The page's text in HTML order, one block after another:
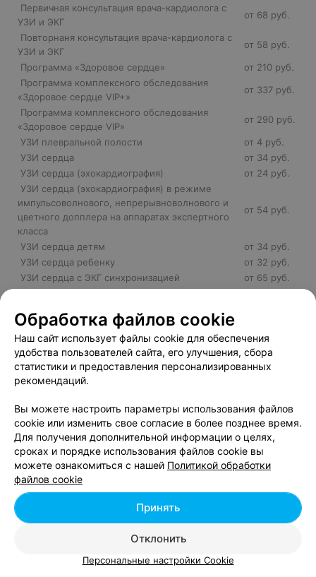
Первичная консультация врача-кардиолога с
УЗИ и ЭКГ
от 68 руб.
Повторнаня консультация врача-кардиолога с
УЗИ и ЭКГ
от 58 руб.
Программа «Здоровое сердце»
от 210 руб.
Программа комплексного обследования
«Здоровое сердце VIP+»
от 337 руб.
Программа комплексного обследования
«Здоровое сердце VIP»
от 290 руб.
УЗИ плевральной полости
от 4 руб.
УЗИ сердца
от 34 руб.
УЗИ сердца (эхокардиография)
от 24 руб.
УЗИ сердца (эхокардиография) в режиме
импульсоволнового, непрерывноволнового и
цветного допплера на аппаратах экспертного
класса
от 54 руб.
УЗИ сердца детям
от 34 руб.
УЗИ сердца ребенку
от 32 руб.
УЗИ сердца с ЭКГ синхронизацией
от 65 руб.
УЗИ сердца с тканевой допплерометрией
Узи перикарда
от 15 руб.
Узи сердца взрослым
от 39 руб.
Узи сердца детям
от 42 руб.
Цифровая трехмерная реконструкция сердца
Эхокардиография
от 41 руб.
Эхокардиография (М+В режим + допплер +
цветное картирование + тканевая
доплерография), цветовое картирование
печеночных вен и супраренального отдела
аорты
от 54 руб.
Эхокардиография (М+В режим + допплер +
цветное картирование) детям
Эхокардиография (М+В режим + допплер +
картирование печеночных вен и
Обработка файлов cookie
Наш сайт использует файлы cookie для обеспечения
удобства пользователей сайта, его улучшения, сбора
статистики и предоставления персонализированных
рекомендаций.
Вы можете настроить параметры использования файлов
cookie или изменить свое согласие в более позднее время.
Для получения дополнительной информации о целях,
сроках и порядке использования файлов cookie вы
можете ознакомиться с нашей Политикой обработки
файлов cookie
Отклонить
Принять
Персональные настройки Cookie